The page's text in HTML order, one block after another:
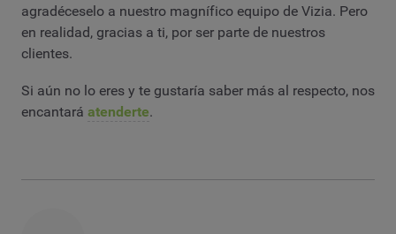
agradéceselo a nuestro magnífico equipo de Vizia. Pero
en realidad, gracias a ti, por ser parte de nuestros
clientes.
Si aún no lo eres y te gustaría saber más al respecto, nos
encantará atenderte.